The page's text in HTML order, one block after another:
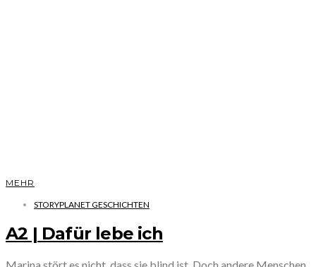
MEHR
STORYPLANET GESCHICHTEN
A2 | Dafür lebe ich